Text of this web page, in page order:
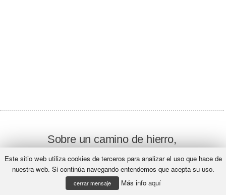
Sobre un camino de hierro,
muchas sorpresas tendrás,
subo y bajo bruscamente,
a mucha velocidad.
Este sitio web utiliza cookies de terceros para analizar el uso que hace de
nuestra web. Si continúa navegando entendemos que acepta su uso.
cerrar mensaje Más info aquí